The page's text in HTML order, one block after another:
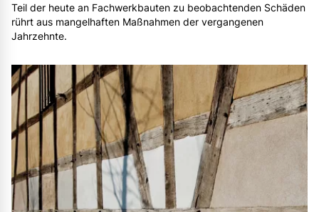
Teil der heute an Fachwerkbauten zu beobachtenden Schäden
rührt aus mangelhaften Maßnahmen der vergangenen
Jahrzehnte.